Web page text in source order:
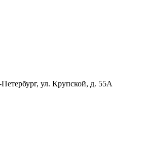
ул. Крупской, д. 55А